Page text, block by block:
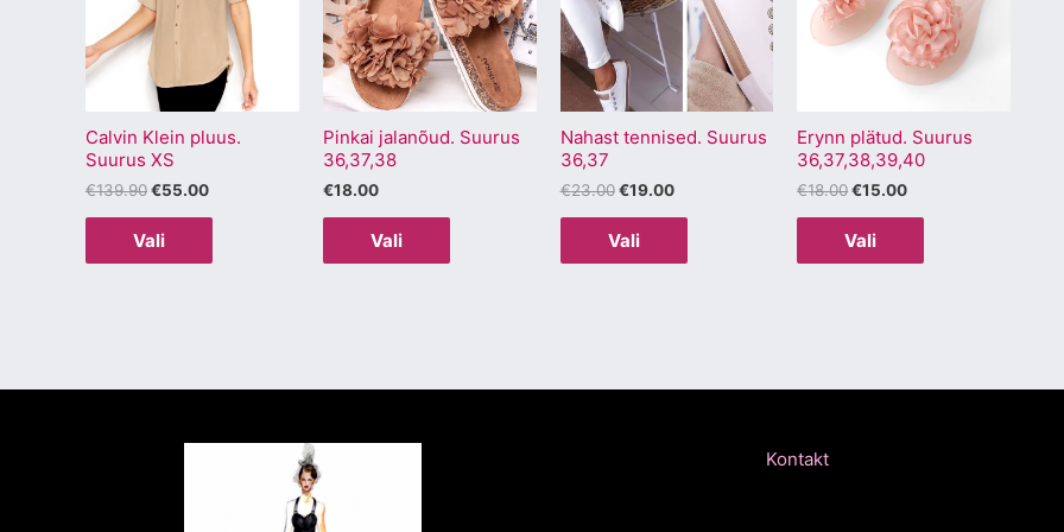
Calvin Klein pluus.
Suurus XS
€139.90€55.00
Vali
mitu
varianti.
Valikuid
saab
teha
Pinkai jalanõud. Suurus
36,37,38
€18.00
Vali
mitu
varianti.
Valikuid
saab
teha
Nahast tennised. Suurus
36,37
€23.00 €19.00
Vali
mitu
varianti.
Valikuid
saab
teha
Erynn plätud. Suurus
36,37,38,39,40
€18.00 €15.00
Vali
mitu
varianti.
Valikuid
teha
tootelehel.
Kontakt